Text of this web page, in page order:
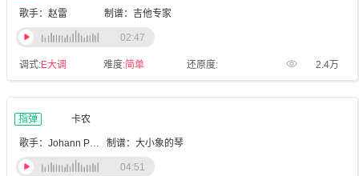
歌手：赵雷 制谱：吉他专家
调式:E大调 难度:简单 还原度: 2.4万
02:47
指弹 卡农
歌手：Johann Pachelbel 制谱：大小象的琴
04:51